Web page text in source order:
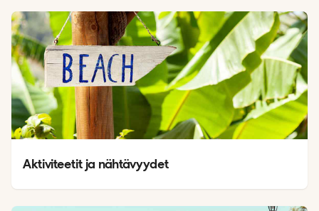
Aktiviteetit ja nähtävyydet